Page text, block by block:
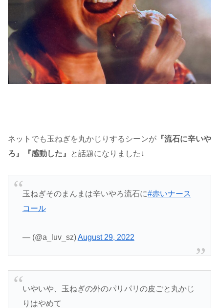
ネットでも玉ねぎを丸かじりするシーンが 『流石に辛いや
ろ』『感動した』
と話題になりました↓
玉ねぎそのまんまは辛いやろ流石に#赤いナース
コール
— (@a_luv_sz)August 29, 2022
いやいや、玉ねぎの外のパリパリの皮ごと丸かじ
りはやめて